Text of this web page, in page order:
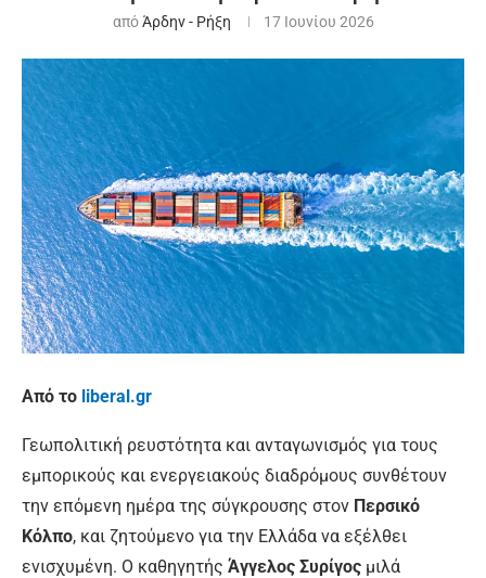
απόΆρδην - Ρήξη 17 Ιουνίου 2026
Από το liberal.gr
Γεωπολιτική ρευστότητα και ανταγωνισμός για τους
εμπορικούς και ενεργειακούς διαδρόμους συνθέτουν
την επόμενη ημέρα της σύγκρουσης στον Περσικό
Κόλπο, και ζητούμενο για την Ελλάδα να εξέλθει
ενισχυμένη. Ο καθηγητής Άγγελος Συρίγος μιλά